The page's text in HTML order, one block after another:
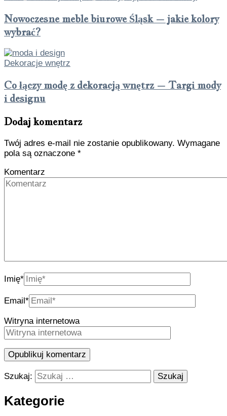
Nowoczesne meble biurowe Śląsk – jakie kolory
wybrać?
Dekoracje wnętrz
Co łączy modę z dekoracją wnętrz – Targi mody
i designu
Dodaj komentarz
Twój adres e-mail nie zostanie opublikowany. Wymagane
pola są oznaczone *
Komentarz
Imię*
Email*
Witryna internetowa
Szukaj:
Kategorie